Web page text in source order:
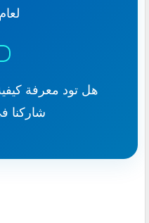
لعام 2026.
هل تود معرفة
شاركنا